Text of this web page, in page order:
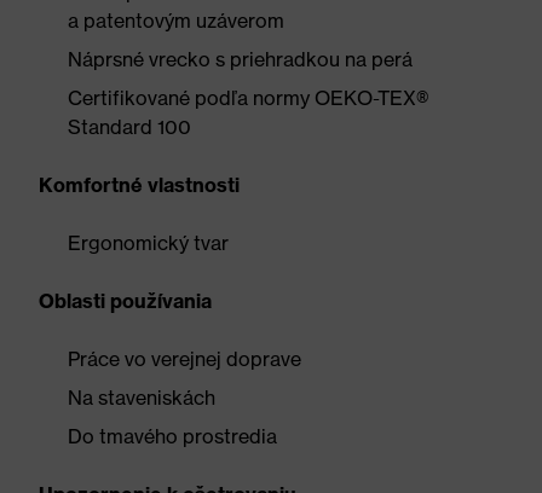
a patentovým uzáverom
Náprsné vrecko s priehradkou na perá
Certifikované podľa normy OEKO-TEX®
Standard 100
Komfortné vlastnosti
Ergonomický tvar
Oblasti používania
Práce vo verejnej doprave
Na staveniskách
Do tmavého prostredia